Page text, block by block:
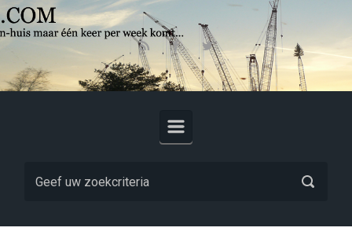
Skip to main content